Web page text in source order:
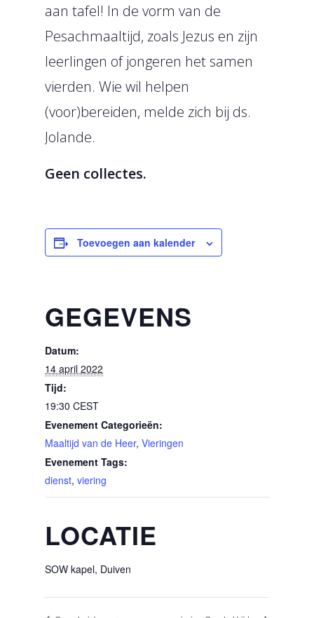
aan tafel! In de vorm van de
Pesachmaaltijd, zoals Jezus en zijn
leerlingen of jongeren het samen
vierden. Wie wil helpen
(voor)bereiden, melde zich bij ds.
Jolande.
Geen collectes.
Toevoegen aan kalender
GEGEVENS
Datum:
14 april 2022
Tijd:
19:30 CEST
Evenement Categorieën:
Maaltijd van de Heer, Vieringen
Evenement Tags:
dienst, viering
LOCATIE
SOW kapel, Duiven